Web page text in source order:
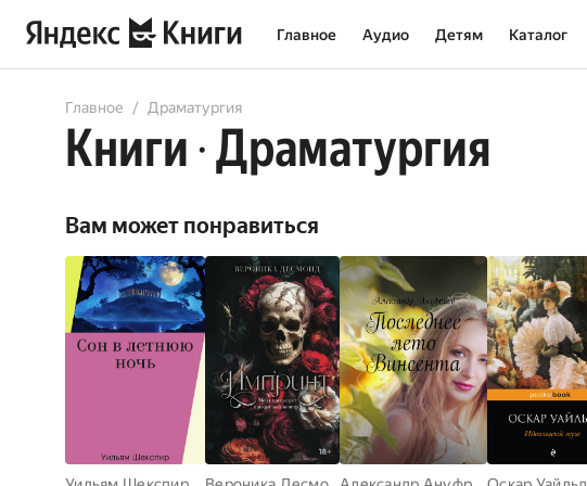
Главное Аудио Детям Каталог
Главное Драматургия
BooksAudiobooksComicbooks
Книги • Драматургия
Вам может понравиться